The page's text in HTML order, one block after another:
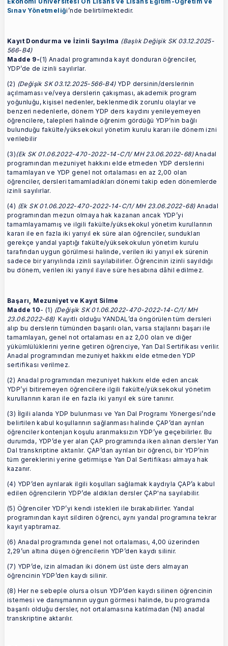
Sınav Yönetmeliği’nde belirtilmektedir.
Kayıt Dondurma veİzinli Sayılma (Başlık Değişik SK 03.12.2025-
566-B4)
Madde 9-(1) Anadal programında kayıt donduran öğrenciler,
YDP’de de izinli sayılırlar.
(2) (Değişik SK 03.12.2025-566-B4) YDP dersinin/derslerinin
açılmaması ve/veya derslerin çakışması, akademik program
yoğunluğu, kişisel nedenler, beklenmedik zorunlu olaylar ve
benzeri nedenlerle, dönem YDP ders kaydını yenileyemeyen
öğrencilere, talepleri halinde öğrenim gördüğü YDP’nin bağlı
bulunduğu fakülte/yüksekokul yönetim kurulu kararı ile dönem izni
verilebilir
(3) (Ek SK 01.06.2022-470-2022-14-C/1/ MH 23.06.2022-68)Anadal
programından mezuniyet hakkını elde etmeden YDP derslerini
tamamlayan ve YDP genel not ortalaması en az 2,00 olan
öğrenciler, dersleri tamamladıkları dönemi takip eden dönemlerde
izinli sayılırlar.
(4) (Ek SK 01.06.2022-470-2022-14-C/1/ MH 23.06.2022-68) Anadal
programından mezun olmaya hak kazanan ancak YDP’yi
tamamlayamamış ve ilgili fakülte/yüksekokul yönetim kurullarının
kararı ile en fazla iki yarıyıl ek süre alan öğrenciler, sundukları
gerekçe yandal yaptığı fakülte/yüksekokulun yönetim kurulu
tarafından uygun görülmesi halinde, verilen iki yarıyıl ek sürenin
sadece bir yarıyılında izinli sayılabilirler. Öğrencinin izinli sayıldığı
bu dönem, verilen iki yarıyıl ilave süre hesabına dâhil edilmez.
Başarı, Mezuniyet ve Kayıt Silme
Madde 10- (1) (Değişik SK 01.06.2022-470-2022-14-C/1/ MH
23.06.2022-68)Kayıtlı olduğu YANDAL’da öngörülen tüm dersleri
alıp bu derslerin tümünden başarılı olan, varsa stajlarını başarı ile
tamamlayan, genel not ortalaması en az 2,00 olan ve diğer
yükümlülüklerini yerine getiren öğrenciye, Yan Dal Sertifikası verilir.
Anadal programından mezuniyet hakkını elde etmeden YDP
sertifikası verilmez.
(2) Anadal programından mezuniyet hakkını elde eden ancak
YDP’yi bitiremeyen öğrencilere ilgili fakülte/yüksekokul yönetim
kurullarının kararı ile en fazla iki yarıyıl ek süre tanınır.
(3) İlgili alanda YDP bulunması ve Yan Dal Programı Yönergesi’nde
belirtilen kabul koşullarının sağlanması halinde ÇAP’dan ayrılan
öğrenciler kontenjan koşulu aranmaksızın YDP’ye geçebilirler. Bu
durumda, YDP’de yer alan ÇAP programında iken alınan dersler Yan
Dal transkriptine aktarılır. ÇAP’dan ayrılan bir öğrenci, bir YDP’nin
tüm gereklerini yerine getirmişse Yan Dal Sertifikası almaya hak
kazanır.
(4) YDP’den ayrılarak ilgili koşulları sağlamak kaydıyla ÇAP’a kabul
edilen öğrencilerin YDP’de aldıkları dersler ÇAP'na sayılabilir.
(5) Öğrenciler YDP’yi kendi istekleri ile bırakabilirler. Yandal
programından kayıt sildiren öğrenci, aynı yandal programına tekrar
kayıt yaptıramaz.
(6) Anadal programında genel not ortalaması, 4,00 üzerinden
2,29’un altına düşen öğrencilerin YDP’den kaydı silinir.
(7) YDP’de, izin almadan iki dönem üst üste ders almayan
öğrencinin YDP’den kaydı silinir.
(8) Her ne sebeple olursa olsun YDP’den kaydı silinen öğrencinin
istemesi ve danışmanının uygun görmesi halinde, bu programda
başarılı olduğu dersler, not ortalamasına katılmadan (NI) anadal
transkriptine aktarılır.